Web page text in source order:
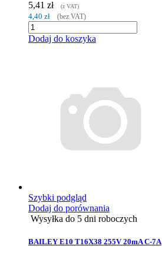
5,41 zł
(z VAT)
4,40 zł (bez VAT)
Dodaj do koszyka
Szybki podgląd
Dodaj do porównania
Wysyłka do 5 dni roboczych
BAILEY E10 T16X38 255V 20mA C-7A